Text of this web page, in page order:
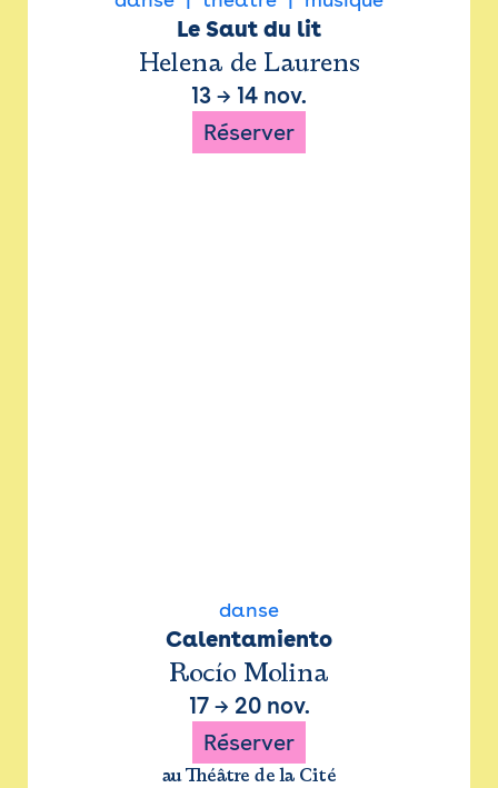
Le Saut du lit
Helena de Laurens
13 → 14 nov.
Réserver
danse
Calentamiento
Rocío Molina
17→ 20 nov.
Réserver
au Théâtre de la Cité